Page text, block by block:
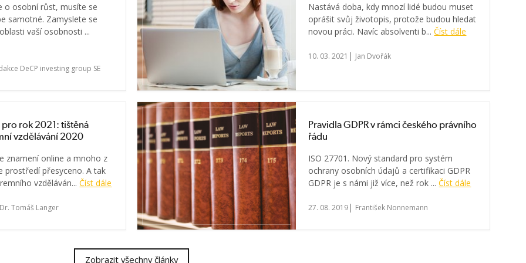
o osobní růst, musíte se
samotné. Zamyslete se
vaší osobnosti ...
DeCP investing group SE
Nastává doba, kdy mnozí lidé budou muset
oprášit svůj životopis, protože budou hledat
novou práci. Navíc absolventi b...Číst dále
10. 03. 2021 | Jan Dvořák
pro rok 2021: tištěná
vzdělávání 2020
znamení online a mnoho z
prostředí přesyceno. A tak
vzděláván...Číst dále
Tomáš Langer
Pravidla GDPR v rámci českého právního
řádu
ISO 27701. Nový standard pro systém
ochrany osobních údajů a certifikaci GDPR
GDPR je s námi již více, než rok ...Číst dále
27. 08. 2019 | František Nonnemann
Zobrazit všechny články